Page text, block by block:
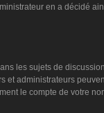
en a décidé
les sujets de
administrateurs
le compte de votre